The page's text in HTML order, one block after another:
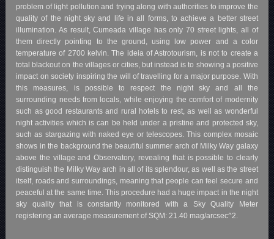
problem of light pollution and trying along with authorities to improve the
quality of the night sky and life in all forms, to achieve a better street
illumination. As result, Cumeada village has only 70 street lights, all of
them directly pointing to the ground, using low power and a color
temperature of 2700 kelvin. The ideia of Astrotourism, is not to create a
total blackout on the villages or cities, but instead is to showing a positive
impact on society inspiring the will of travelling for a major purpose. With
this measures, is possible to respect the night sky and all the
surrounding needs from locals, while enjoying the comfort of modernity
such as good restaurants and rural hotels to rest, as well as wonderful
night activities which is can be held under a pristine and protected sky,
such as stargazing with naked eye or telescopes. This complex mosaic
shows in the background the beautiful summer arch of Milky Way galaxy
above the village and Observatory, revealing that is possible to clearly
distinguish the Milky Way arch in all of its splendour, as well as the street
itself, roads and surroundings, meaning that people can feel secure and
peaceful at the same time. This procedure had a huge impact in the night
sky quality that is constantly monitored with a Sky Quality Meter
registering an average measurement of SQM: 21.40 mag/arcsec^2.